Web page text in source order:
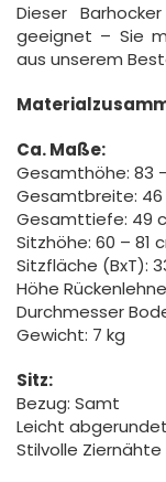
Dieser
geeignet – Sie
aus unserem
Ca. Maße:
Gesamthöhe: 83
Gesamtbreite:
Gesamttiefe: 49
Sitzhöhe: 60 – 81
Sitzfläche (BxT):
Höhe
Durchmesser
Gewicht: 7 kg
Sitz:
Bezug: Samt
Leicht
Stilvolle Ziernähte